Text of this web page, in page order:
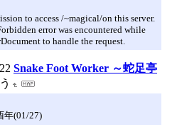
to access /~magical/on this server.
error was encountered while
to handle the request.
Snake Foot Worker ～蛇足亭
年(01/27)